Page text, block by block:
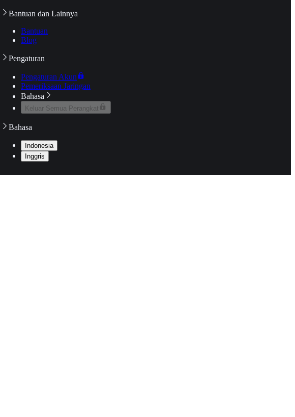
Bantuan dan Lainnya
Bantuan
Blog
Pengaturan
Pengaturan Akun
Pemeriksaan Jaringan
Bahasa
Keluar Semua Perangkat
Bahasa
Indonesia
Inggris